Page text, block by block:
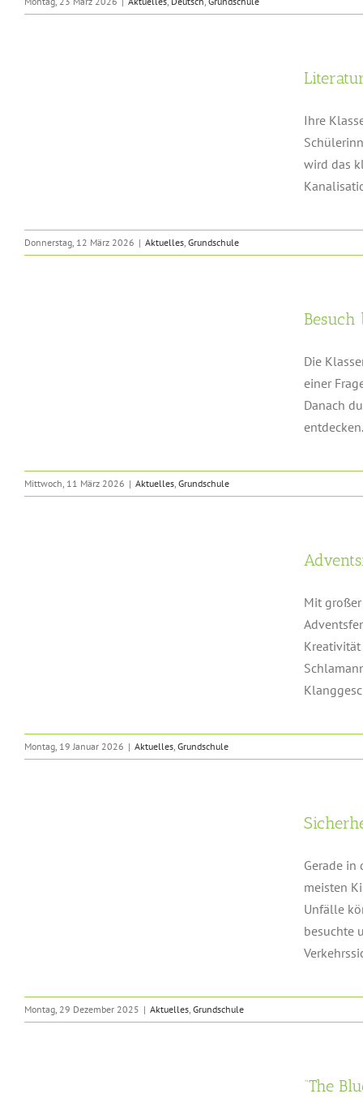
Ihre
wird das
Donnerstag, 12 März 2026 | Aktuelles, Grundschule
Die
einer
Danach
Mittwoch, 11 März 2026 | Aktuelles, Grundschule
Mit
Montag, 19 Januar 2026 | Aktuelles, Grundschule
Gerade in
meisten
Unfälle
besuchte
Montag, 29 Dezember 2025 | Aktuelles, Grundschule
“The